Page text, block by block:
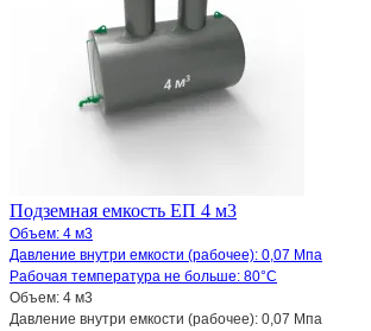
Подземная емкость ЕП 4 м3
Объем: 4 м3
Давление внутри емкости (рабочее): 0,07 Мпа
Рабочая температура не больше: 80°С
Объем: 4 м3
Давление внутри емкости (рабочее): 0,07 Мпа